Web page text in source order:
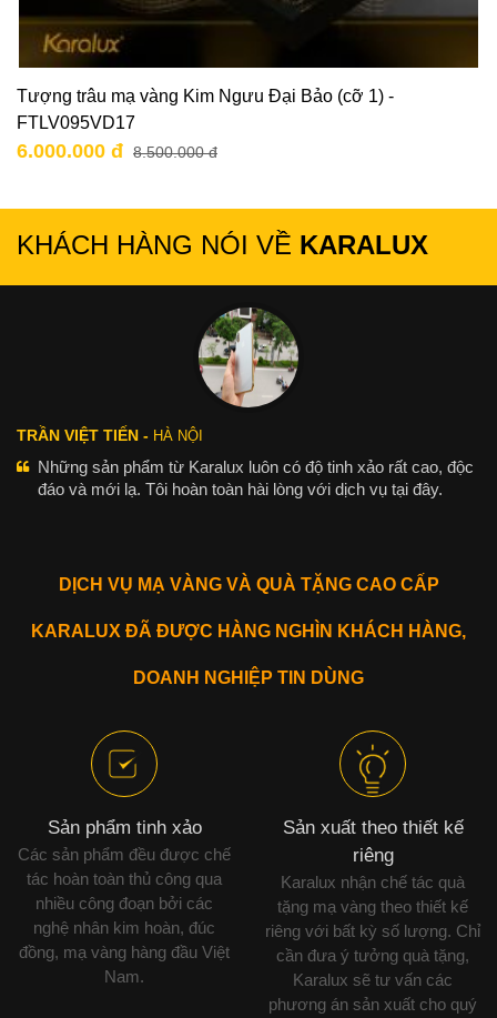
Tượng trâu mạ vàng Kim Ngưu Đại Bảo (cỡ 1) -
FTLV095VD17
6.000.000 đ 8.500.000 đ
KHÁCH HÀNG NÓI VỀ KARALUX
TRẦN VIỆT TIẾN - HÀ NỘI
Những sản phẩm từ Karalux luôn có độ tinh xảo rất cao, độc
đáo và mới lạ. Tôi hoàn toàn hài lòng với dịch vụ tại đây.
DỊCH VỤ MẠ VÀNG VÀ QUÀ TẶNG CAO CẤP
KARALUX ĐÃ ĐƯỢC HÀNG NGHÌN KHÁCH HÀNG,
DOANH NGHIỆP TIN DÙNG
Sản phẩm tinh xảo
Các sản phẩm đều được chế
tác hoàn toàn thủ công qua
nhiều công đoạn bởi các
nghệ nhân kim hoàn, đúc
đồng, mạ vàng hàng đầu Việt
Nam.
Sản xuất theo thiết kế
riêng
Karalux nhận chế tác quà
tặng mạ vàng theo thiết kế
riêng với bất kỳ số lượng. Chỉ
cần đưa ý tưởng quà tặng,
Karalux sẽ tư vấn các
phương án sản xuất cho quý